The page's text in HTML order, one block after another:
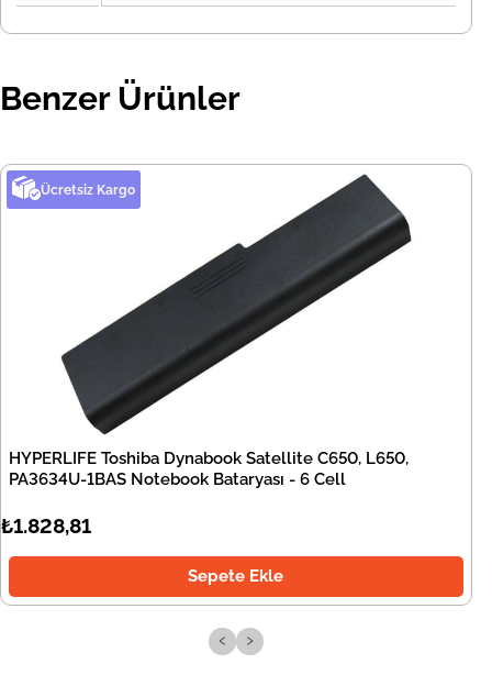
Benzer Ürünler
Ücretsiz Kargo
HYPERLIFE Toshiba Dynabook Satellite C650, L650,
PA3634U-1BAS Notebook Bataryası - 6 Cell
₺1.828,81
Sepete Ekle
‹ ›